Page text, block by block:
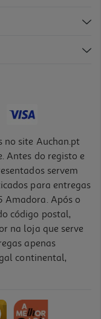
5.4 Brancos)
no site Auchan.pt
Antes do registo e
servem
para entregas
Amadora. Após o
código postal,
na loja que serve
apenas
continental,